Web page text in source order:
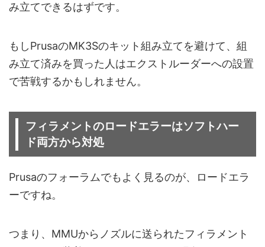
み立てできるはずです。
もしPrusaのMK3Sのキット組み立てを避けて、組
み立て済みを買った人はエクストルーダーへの設置
で苦戦するかもしれません。
フィラメントのロードエラーはソフトハー
ド両方から対処
Prusaのフォーラムでもよく見るのが、ロードエラ
ーですね。
つまり、MMUからノズルに送られたフィラメント